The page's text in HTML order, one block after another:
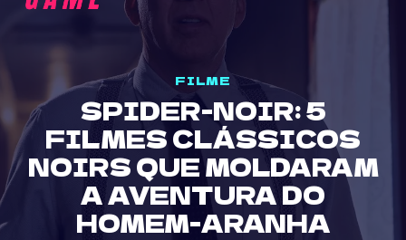
FILME
SPIDER-NOIR: 5
FILMES CLÁSSICOS
NOIRS QUE MOLDARAM
A AVENTURA DO
HOMEM-ARANHA